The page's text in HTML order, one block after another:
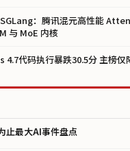
：腾讯混元高性能
与 MoE 内核
4.7代码执行暴跌30.5分 主榜仅
止最大AI事件盘点